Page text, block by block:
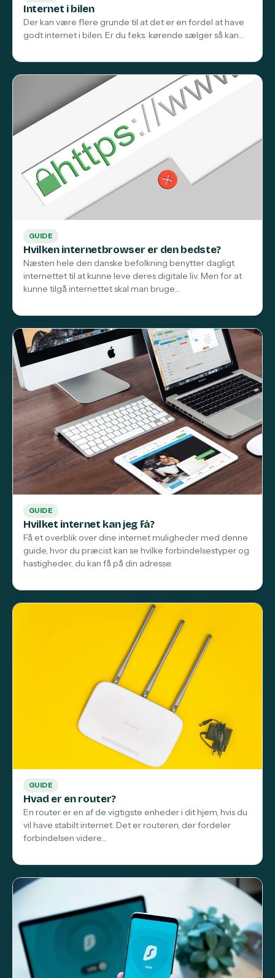
Internet i bilen
Der kan være flere grunde til at det er en fordel at have
godt internet i bilen. Er du f.eks. kørende sælger så kan…
GUIDE
Hvilken internetbrowser er den bedste?
Næsten hele den danske befolkning benytter dagligt
internettet til at kunne leve deres digitale liv. Men for at
kunne tilgå internettet skal man bruge…
GUIDE
Hvilket internet kan jeg få?
Få et overblik over dine internet muligheder med denne
guide, hvor du præcist kan se hvilke forbindelsestyper og
hastigheder, du kan få på din adresse.
GUIDE
Hvad er en router?
En router er en af de vigtigste enheder i dit hjem, hvis du
vil have stabilt internet. Det er routeren, der fordeler
forbindelsen videre…